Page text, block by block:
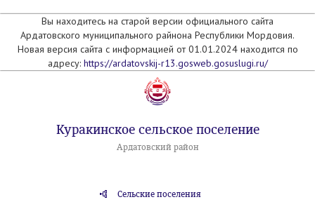
Вы находитесь на старой версии официального сайта
Ардатовского муниципального райнона Республики Мордовия.
Новая версия сайта с информацией от 01.01.2024 находится по
адресу: https://ardatovskij-r13.gosweb.gosuslugi.ru/
Куракинское сельское поселение
Ардатовский район
Сельские поселения